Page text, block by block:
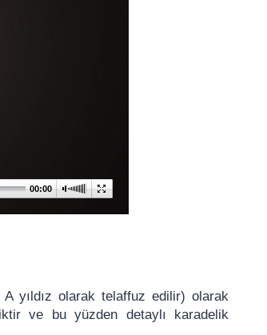
00:00
yıldız olarak telaffuz edilir) olarak
ve bu yüzden detaylı karadelik